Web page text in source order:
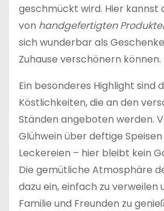
geschmückt wird. Hier kannst
von handgefertigten
sich wunderbar als
Zuhause verschönern können.
Ein besonderes Highlight sind
Köstlichkeiten, die an den
Ständen angeboten werden.
Glühwein über deftige Speisen
Leckereien – hier bleibt kein
Die gemütliche Atmosphäre
dazu ein, einfach zu verweilen
Familie und Freunden zu